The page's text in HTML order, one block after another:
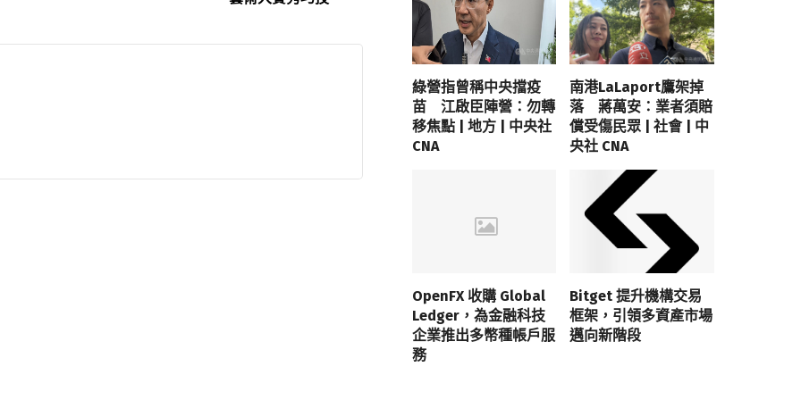
綠營指曾稱中央擋疫
苗 江啟臣陣營：勿轉
移焦點 | 地方 | 中央社
CNA
南港LaLaport鷹架掉
落 蔣萬安：業者須賠
償受傷民眾 | 社會 | 中
央社 CNA
OpenFX 收購 Global
Ledger，為金融科技
企業推出多幣種帳戶服
務
Bitget 提升機構交易
框架，引領多資產市場
邁向新階段